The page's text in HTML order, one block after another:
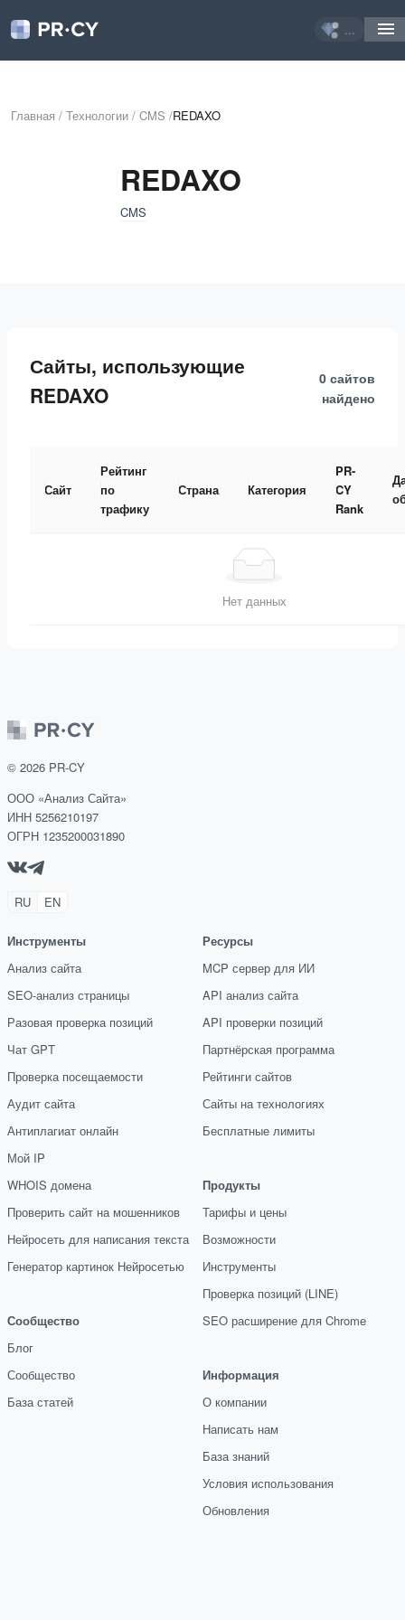
...
Главная / Технологии / CMS /REDAXO
REDAXO
CMS
Сайты, использующие
REDAXO
0 сайтов
найдено
Сайт
Рейтинг
по
трафику
Страна Категория
PR-
CY
Rank
Нет данных
© 2026 PR-CY
ООО «Анализ Сайта»
ИНН 5256210197
ОГРН 1235200031890
RU EN
Инструменты
Анализ сайта
SEO-анализ страницы
Разовая проверка позиций
Чат GPT
Проверка посещаемости
Аудит сайта
Антиплагиат онлайн
Мой IP
WHOIS домена
Проверить сайт на мошенников
Нейросеть для написания текста
Генератор картинок Нейросетью
Сообщество
Блог
Сообщество
База статей
Ресурсы
MCP сервер для ИИ
API анализ сайта
API проверки позиций
Партнёрская программа
Рейтинги сайтов
Сайты на технологиях
Бесплатные лимиты
Продукты
Тарифы и цены
Возможности
Инструменты
Проверка позиций (LINE)
SEO расширение для Chrome
Информация
О компании
Написать нам
База знаний
Условия использования
Обновления